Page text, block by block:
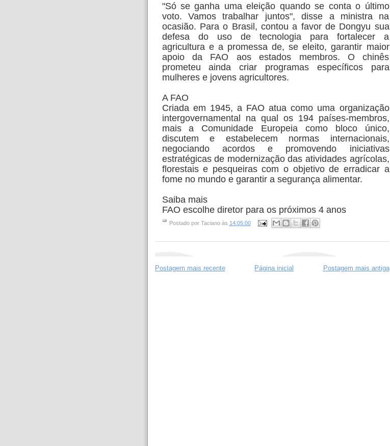
"Só se ganha uma eleição quando se conta o último
voto. Vamos trabalhar juntos", disse a ministra na
ocasião. Para o Brasil, contou a favor de Dongyu sua
defesa do uso de tecnologia para fortalecer a
agricultura e a promessa de, se eleito, garantir maior
apoio da FAO aos estados membros. O chinês
prometeu ainda criar programas específicos para
mulheres e jovens agricultores.
A FAO
Criada em 1945, a FAO atua como uma organização
intergovernamental na qual os 194 países-membros,
mais a Comunidade Europeia como bloco único,
discutem e estabelecem normas internacionais,
negociando acordos e promovendo iniciativas
estratégicas de modernização das atividades agrícolas,
florestais e pesqueiras com o objetivo de erradicar a
fome no mundo e garantir a segurança alimentar.
Saiba mais
FAO escolhe diretor para os próximos 4 anos
Postado por Taciano às 14:05:00
Postagem mais recente Postagem mais antiga
Página inicial